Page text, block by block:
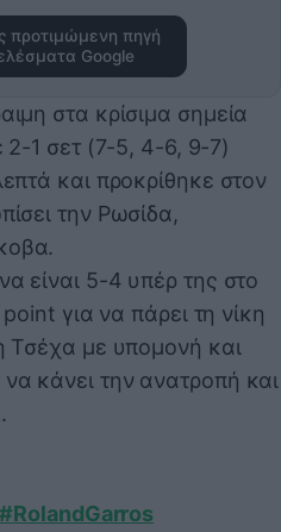
προτιμώμενη πηγή
Google
στα κρίσιμα σημεία
2-1 σετ (7-5, 4-6, 9-7)
και προκρίθηκε στον
την Ρωσίδα,
είναι 5-4 υπέρ της στο
για να πάρει τη νίκη
Τσέχα με υπομονή και
κάνει την ανατροπή και
#RolandGarros